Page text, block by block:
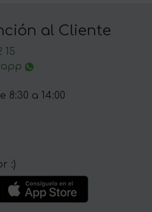
al Cliente
15
8:30 a 14:00
:)